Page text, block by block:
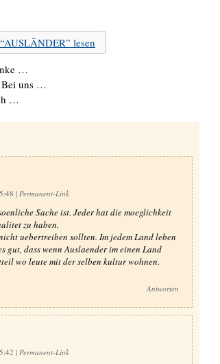
lesen
…
Bei uns …
…
| Permanent-Link
Sache ist. Jeder hat die moeglichkeit
zu haben.
uebertreiben sollten. Im jedem Land leben
gut, dass wenn Auslaender im einen Land
wo leute mit der selben kultur wohnen.
Antworten
| Permanent-Link